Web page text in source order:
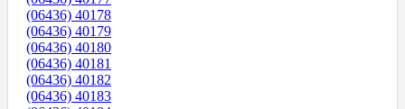
(06436) 40178
(06436) 40179
(06436) 40180
(06436) 40181
(06436) 40182
(06436) 40183